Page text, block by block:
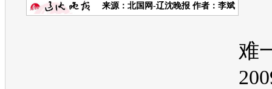
来源： 北国网-辽沈晚报 作者：李斌
难